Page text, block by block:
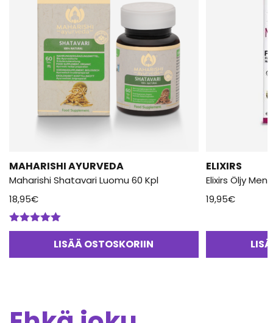
MAHARISHI AYURVEDA
Maharishi Shatavari Luomu 60 Kpl
18,95€
Arvostelu
LISÄÄ OSTOSKORIIN
ELIXIRS
Elixirs Öljy
19,95€